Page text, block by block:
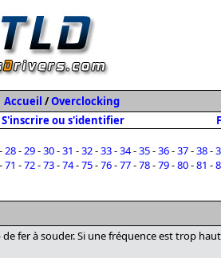
Accueil /Overclocking
S'inscrire ou s'identifier
-28-29-30-31 -32-33-34-35-36-37-38-
-71 -72-73-74-75-76-77-78-79-80-81 -
fer à souder. Si une fréquence est trop